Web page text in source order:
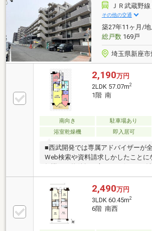
ＪＲ武蔵野
その他の交通
築27年11ヶ月/
総戸数169戸
埼玉県新座市
2,190万円
2LDK 57.07m2
1階 南
南向き 駐車場あり
浴室乾燥機
即入居可
■西武開発では専属アドバイザーが
Web検索や資料請求しかしたことに
ご相談ください。◆Web検索ではカ
要望にもお答えできます！◆ホーム
や当社でしか扱っていない物件か
メ物件をご紹介！◆アドバイザー全
人資格保持者アフターフォローもお
◆お住まいの購入にかかわる住宅ロ
2,490万円
3LDK 60.45m2
6階 南西